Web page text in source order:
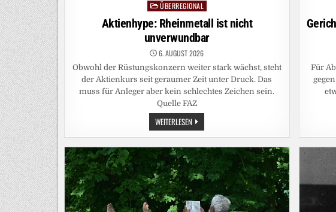
PostedÜBERREGIONAL
Aktienhype: Rheinmetall ist nicht
unverwundbar
6. AUGUST 2026
Obwohl der Rüstungskonzern weiter stark wächst, steht
der Aktienkurs seit geraumer Zeit unter Druck. Das
muss für Anleger aber kein schlechtes Zeichen sein.
Quelle FAZ
WEITERLESEN AKTIENHYPE:
RHEINMETALL
IST
NICHT
UNVERWUNDBAR
Für